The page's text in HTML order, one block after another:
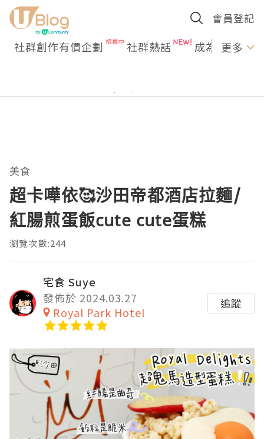
會員登記
社群創作有價企劃 社群熱話 成為U更多
美食
超卡嘩依🥰沙田帝都酒店拉麵/
紅腸煎蛋飯cute cute蛋糕
瀏覽次數:244
宅食 Suye
發佈於 2024.03.27
Royal Park Hotel
追蹤